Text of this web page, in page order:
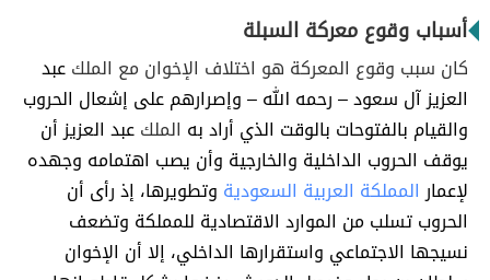
أسباب وقوع معركة السبلة
كان سبب وقوع المعركة هو اختلاف الإخوان مع الملكعبد
العزيز آل سعود – رحمه الله – وإصرارهم على إشعال الحروب
والقيام بالفتوحات بالوقت الذي أراد به الملكعبد العزيز أن
يوقف الحروب الداخلية والخارجية وأن يصب اهتمامه وجهده
لإعمارالمملكة العربية السعودية وتطويرها، إذ رأى أن
الحروب تسلب من الموارد الاقتصادية للمملكة وتضعف
نسيجها الاجتماعي واستقرارها الداخلي، إلا أن الإخوان